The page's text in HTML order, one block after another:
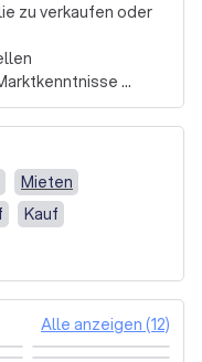
zu verkaufen oder
für Ihre Immobilie
und wir informieren
zu Ihnen passt?
gefunden?
mit und
Mieten
Kauf
Alle anzeigen (12)